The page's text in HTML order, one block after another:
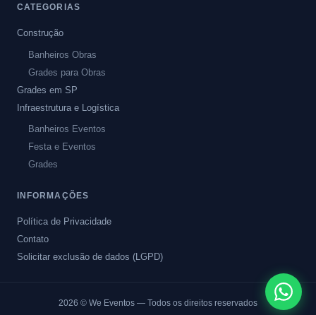
CATEGORIAS
Construção
Banheiros Obras
Grades para Obras
Grades em SP
Infraestrutura e Logística
Banheiros Eventos
Festa e Eventos
Grades
INFORMAÇÕES
Política de Privacidade
Contato
Solicitar exclusão de dados (LGPD)
2026 © We Eventos — Todos os direitos reservados